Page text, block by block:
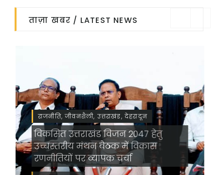
ताज़ा खबर / LATEST NEWS
राजनीति, जीवनशैली, उत्तराखंड, देहरादून
विकसित उत्तराखंड विजन 2047 हेतु
उच्चस्तरीय मंथन बैठक में विकास
रणनीतियों पर व्यापक चर्चा